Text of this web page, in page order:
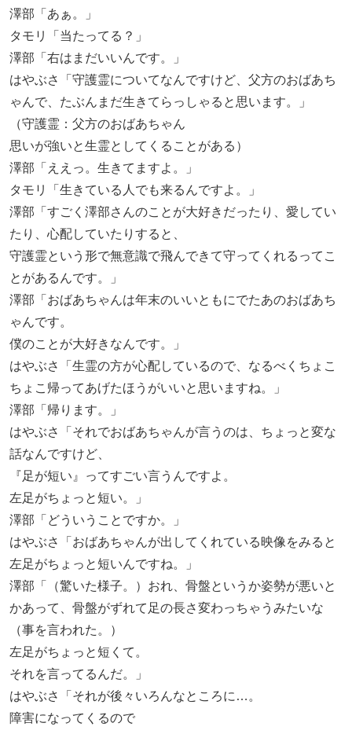
澤部「あぁ。」
タモリ「当たってる？」
澤部「右はまだいいんです。」
はやぶさ「守護霊についてなんですけど、父方のおばあち
ゃんで、たぶんまだ生きてらっしゃると思います。」
（守護霊：父方のおばあちゃん
思いが強いと生霊としてくることがある）
澤部「ええっ。生きてますよ。」
タモリ「生きている人でも来るんですよ。」
澤部「すごく澤部さんのことが大好きだったり、愛してい
たり、心配していたりすると、
守護霊という形で無意識で飛んできて守ってくれるってこ
とがあるんです。」
澤部「おばあちゃんは年末のいいともにでたあのおばあち
ゃんです。
僕のことが大好きなんです。」
はやぶさ「生霊の方が心配しているので、なるべくちょこ
ちょこ帰ってあげたほうがいいと思いますね。」
澤部「帰ります。」
はやぶさ「それでおばあちゃんが言うのは、ちょっと変な
話なんですけど、
『足が短い』ってすごい言うんですよ。
左足がちょっと短い。」
澤部「どういうことですか。」
はやぶさ「おばあちゃんが出してくれている映像をみると
左足がちょっと短いんですね。」
澤部「（驚いた様子。）おれ、骨盤というか姿勢が悪いと
かあって、骨盤がずれて足の長さ変わっちゃうみたいな
（事を言われた。）
左足がちょっと短くて。
それを言ってるんだ。」
はやぶさ「それが後々いろんなところに…。
障害になってくるので